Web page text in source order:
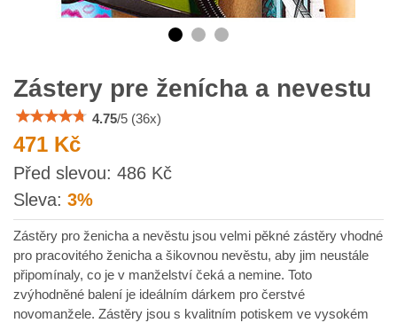
Zástery pre ženícha a nevestu
4.75/5 (36x)
471 Kč
Před slevou: 486 Kčs
Sleva: 3%
Zástěry pro ženicha a nevěstu jsou velmi pěkné zástěry vhodné
pro pracovitého ženicha a šikovnou nevěstu, aby jim neustále
připomínaly, co je v manželství čeká a nemine. Toto
zvýhodněné balení je ideálním dárkem pro čerstvé
novomanžele. Zástěry jsou s kvalitním potiskem ve vysokém